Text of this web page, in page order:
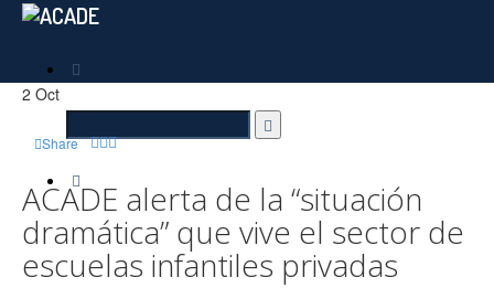
2 Oct
Share
ACADE alerta de la “situación
dramática” que vive el sector de
escuelas infantiles privadas